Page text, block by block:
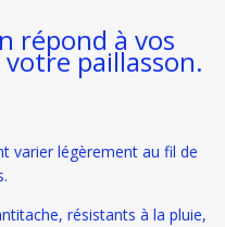
répond à vos
paillasson.
varier légèrement au fil de
résistants à la pluie,